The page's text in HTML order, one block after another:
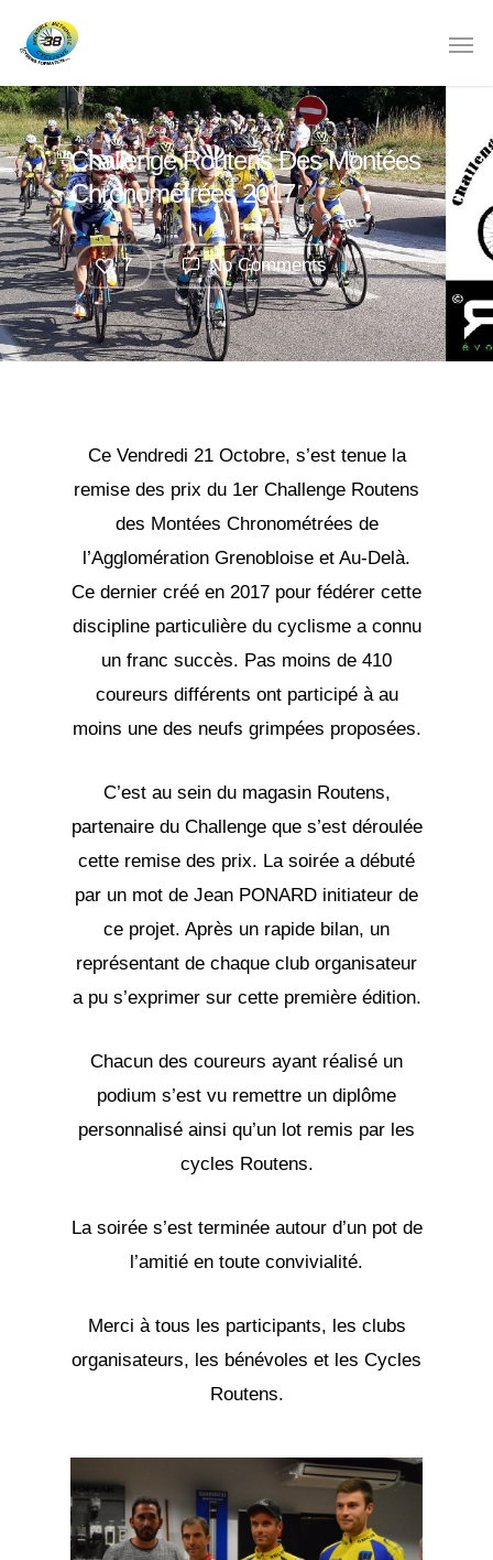
Challenge Routens Des Montées
Chronométrées 2017
No Comments
7
Ce Vendredi 21 Octobre, s’est tenue la
remise des prix du 1er Challenge Routens
des Montées Chronométrées de
l’Agglomération Grenobloise et Au-Delà.
Ce dernier créé en 2017 pour fédérer cette
discipline particulière du cyclisme a connu
un franc succès. Pas moins de 410
coureurs différents ont participé à au
moins une des neufs grimpées proposées.
C’est au sein du magasin Routens,
partenaire du Challenge que s’est déroulée
cette remise des prix. La soirée a débuté
par un mot de Jean PONARD initiateur de
ce projet. Après un rapide bilan, un
représentant de chaque club organisateur
a pu s’exprimer sur cette première édition.
Chacun des coureurs ayant réalisé un
podium s’est vu remettre un diplôme
personnalisé ainsi qu’un lot remis par les
cycles Routens.
La soirée s’est terminée autour d’un pot de
l’amitié en toute convivialité.
Merci à tous les participants, les clubs
organisateurs, les bénévoles et les Cycles
Routens.